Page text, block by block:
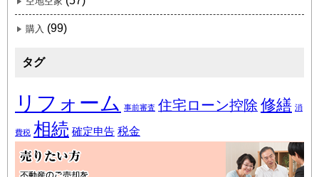
購入 (99)
タグ
リフォーム 事前審査 住宅ローン控除 修繕 消
費税 相続 確定申告 税金